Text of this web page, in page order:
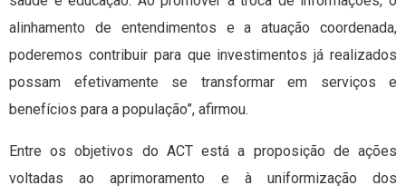
alinhamento de entendimentos e a atuação coordenada,
poderemos contribuir para que investimentos já realizados
possam efetivamente se transformar em serviços e
benefícios para a população”, afirmou.
Entre os objetivos do ACT está a proposição de ações
voltadas ao aprimoramento e à uniformização dos